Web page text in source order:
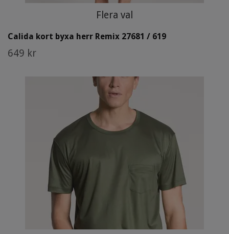
Flera val
Calida kort byxa herr Remix 27681 / 619
649 kr